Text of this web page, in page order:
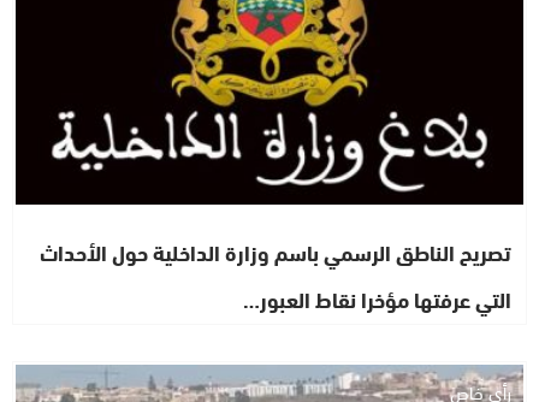
تصريح الناطق الرسمي باسم وزارة الداخلية حول الأحداث
التي عرفتها مؤخرا نقاط العبور…
رأي خاص